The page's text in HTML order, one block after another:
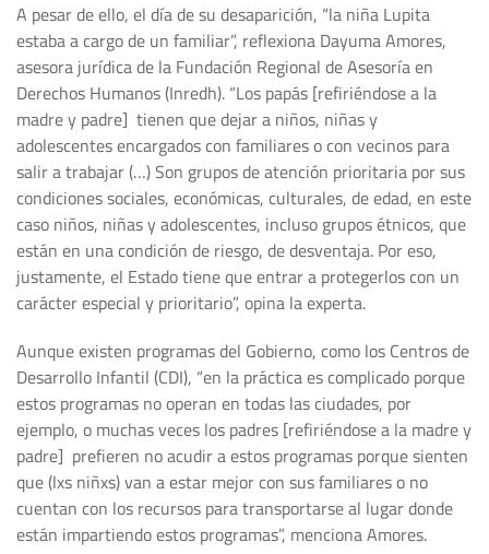
A pesar de ello, el día de su desaparición, “la niña Lupita
estaba a cargo de un familiar”, reflexiona Dayuma Amores,
asesora jurídica de la Fundación Regional de Asesoría en
Derechos Humanos (Inredh). “Los papás [refiriéndose a la
madre y padre] tienen que dejar a niños, niñas y
adolescentes encargados con familiares o con vecinos para
salir a trabajar (…) Son grupos de atención prioritaria por sus
condiciones sociales, económicas, culturales, de edad, en este
caso niños, niñas y adolescentes, incluso grupos étnicos, que
están en una condición de riesgo, de desventaja. Por eso,
justamente, el Estado tiene que entrar a protegerlos con un
carácter especial y prioritario”, opina la experta.
Aunque existen programas del Gobierno, como los Centros de
Desarrollo Infantil (CDI), “en la práctica es complicado porque
estos programas no operan en todas las ciudades, por
ejemplo, o muchas veces los padres [refiriéndose a la madre y
padre] prefieren no acudir a estos programas porque sienten
que (lxs niñxs) van a estar mejor con sus familiares o no
cuentan con los recursos para transportarse al lugar donde
están impartiendo estos programas”, menciona Amores.